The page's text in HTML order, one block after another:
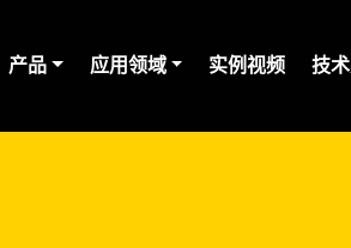
产品 应用领域 实例视频 技